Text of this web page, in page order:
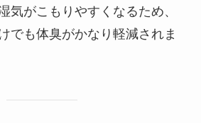
気がこもりやすくなるため、
でも体臭がかなり軽減されま